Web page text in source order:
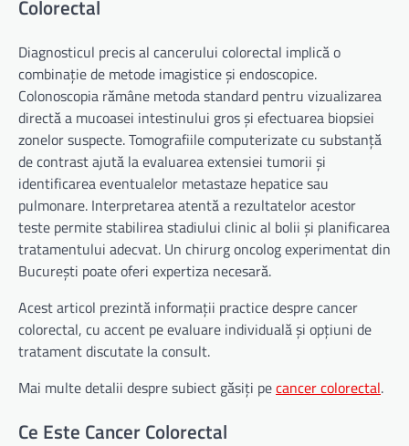
Colorectal
Diagnosticul precis al cancerului colorectal implică o
combinație de metode imagistice și endoscopice.
Colonoscopia rămâne metoda standard pentru vizualizarea
directă a mucoasei intestinului gros și efectuarea biopsiei
zonelor suspecte. Tomografiile computerizate cu substanță
de contrast ajută la evaluarea extensiei tumorii și
identificarea eventualelor metastaze hepatice sau
pulmonare. Interpretarea atentă a rezultatelor acestor
teste permite stabilirea stadiului clinic al bolii și planificarea
tratamentului adecvat. Un chirurg oncolog experimentat din
București poate oferi expertiza necesară.
Acest articol prezintă informații practice despre cancer
colorectal, cu accent pe evaluare individuală și opțiuni de
tratament discutate la consult.
Mai multe detalii despre subiect găsiți pecancer colorectal.
Ce Este Cancer Colorectal